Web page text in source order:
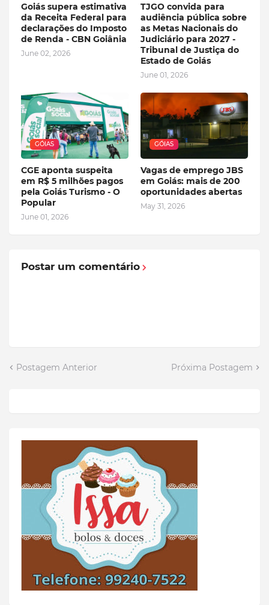
Goiás supera estimativa
da Receita Federal para
declarações do Imposto
de Renda - CBN Goiânia
June 02, 2026
TJGO convida para
audiência pública sobre
as Metas Nacionais do
Judiciário para 2027 -
Tribunal de Justiça do
Estado de Goiás
June 01, 2026
GÓIAS
CGE aponta suspeita
em R$ 5 milhões pagos
pela Goiás Turismo - O
Popular
June 01, 2026
GÓIAS
Vagas de emprego JBS
em Goiás: mais de 200
oportunidades abertas
May 31, 2026
Postar um comentário
Postagem Anterior Próxima Postagem